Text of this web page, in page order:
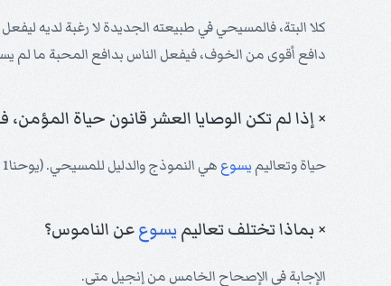
كلا البتة، فالمسيحي في طبيعته الجديدة لا رغبة لديه
دافع أقوى من الخوف، فيفعل الناس بدافع المحبة ما لم
× إذا لم تكن الوصايا العشر قانون حياة المؤمن،
حياة وتعاليم يسوع هي النموذج والدليل للمسيحي. (يوحنا1 2: 6)
× بماذا تختلف تعاليميسوععن الناموس؟
الإجابة في الإصحاح الخامس من إنجيل متى.